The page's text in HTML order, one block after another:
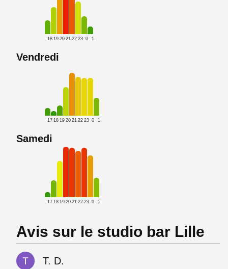
18 19 20 21 22 23 0 1
Vendredi
17 18 19 20 21 22 23 0 1
Samedi
17 18 19 20 21 22 23 0 1
Avis sur le studio bar Lille
T. D.